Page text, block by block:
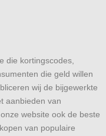
die kortingscodes,
die geld willen
wij de bijgewerkte
aanbieden van
website ook de beste
van populaire